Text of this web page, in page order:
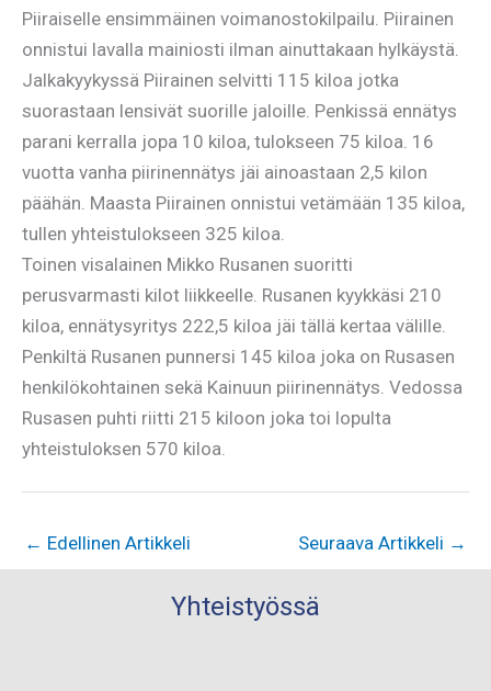
Piiraiselle ensimmäinen voimanostokilpailu. Piirainen
onnistui lavalla mainiosti ilman ainuttakaan hylkäystä.
Jalkakyykyssä Piirainen selvitti 115 kiloa jotka
suorastaan lensivät suorille jaloille. Penkissä ennätys
parani kerralla jopa 10 kiloa, tulokseen 75 kiloa. 16
vuotta vanha piirinennätys jäi ainoastaan 2,5 kilon
päähän. Maasta Piirainen onnistui vetämään 135 kiloa,
tullen yhteistulokseen 325 kiloa.
Toinen visalainen Mikko Rusanen suoritti
perusvarmasti kilot liikkeelle. Rusanen kyykkäsi 210
kiloa, ennätysyritys 222,5 kiloa jäi tällä kertaa välille.
Penkiltä Rusanen punnersi 145 kiloa joka on Rusasen
henkilökohtainen sekä Kainuun piirinennätys. Vedossa
Rusasen puhti riitti 215 kiloon joka toi lopulta
yhteistuloksen 570 kiloa.
← Edellinen Artikkeli Seuraava Artikkeli →
Yhteistyössä